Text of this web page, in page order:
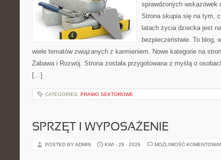
sprawdzonych wskazówek
Strona skupia się na tym,
latach życia dziecka jest
bezpieczeństwie. To blog,
wiele tematów związanych z karmieniem. Nowe kategorie na
Zabawa i Rozwój. Strona została przygotowana z myślą o
[…]
CATEGORIES: PRAWO SEKTOROWE
SPRZĘT I WYPOSAŻENIE
POSTED BY ADMIN KWI - 29 - 2026 MOŻLIWOŚĆ